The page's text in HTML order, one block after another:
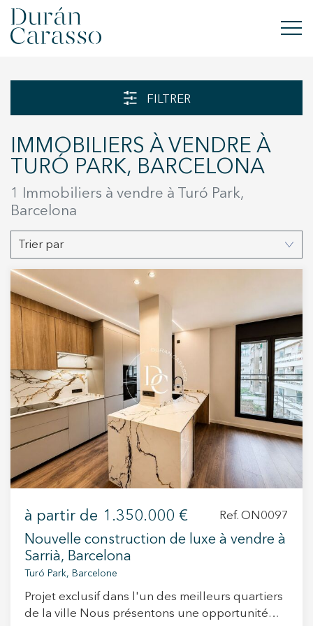
VENDRE
NOUVELLE CONSTRUCTION
INVESTISSEMENTS
GROUPE DC
CONTACT
+34 935 178 067
ES CA EN FR
FILTRER
IMMOBILIERS À VENDRE À
TURÓ PARK, BARCELONA
1 Immobiliers à vendre à Turó Park,
Barcelona
Trier par
à partir de 1.350.000 € Ref. ON0097
Nouvelle construction de luxe à vendre à
Sarrià, Barcelona
Turó Park, Barcelone
Projet exclusif dans l'un des meilleurs quartiers
de la ville Nous présentons une opportunité